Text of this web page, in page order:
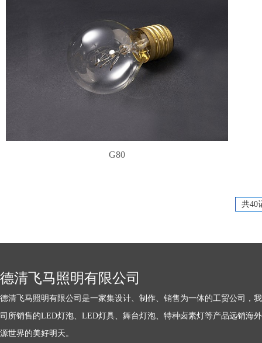
G80
共40
德清飞马照明有限公司
德清飞马照明有限公司是一家集设计、制作、销售为一体的工贸公司，
司所销售的LED灯泡、LED灯具、舞台灯泡、特种卤素灯等产品远销海
源世界的美好明天。